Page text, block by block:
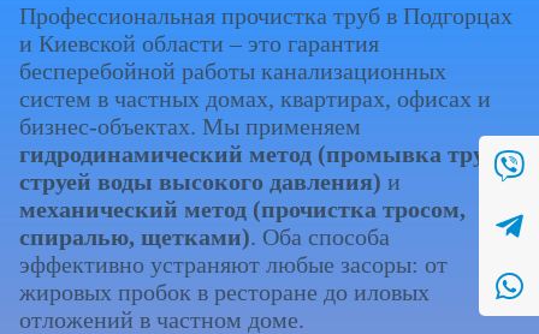
Профессиональная прочистка труб в Подгорцах
и Киевской области – это гарантия
бесперебойной работы канализационных
систем в частных домах, квартирах, офисах и
бизнес-объектах. Мы применяем
гидродинамический метод (промывка труб
струей воды высокого давления) и
механический метод (прочистка тросом,
спиралью, щетками). Оба способа
эффективно устраняют любые засоры: от
жировых пробок в ресторане до иловых
отложений в частном доме.